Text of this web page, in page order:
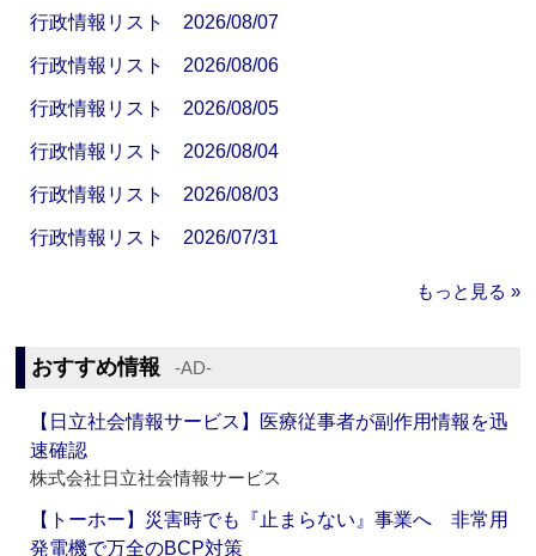
行政情報リスト 2026/08/07
行政情報リスト 2026/08/06
行政情報リスト 2026/08/05
行政情報リスト 2026/08/04
行政情報リスト 2026/08/03
行政情報リスト 2026/07/31
もっと見る »
おすすめ情報 ‐AD‐
【日立社会情報サービス】医療従事者が副作用情報を迅
速確認
株式会社日立社会情報サービス
【トーホー】災害時でも『止まらない』事業へ 非常用
発電機で万全のBCP対策